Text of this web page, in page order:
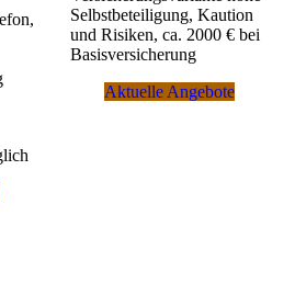
in Addis Abeba.
über Johannesburg und über
Windhoek.
zahlreiche andere regionale
meist nur teurer.
Selbstbeteiligung, Kaution
und Risiken, ca. 2000 € bei
Basisversicherung
Aktuelle Angebote